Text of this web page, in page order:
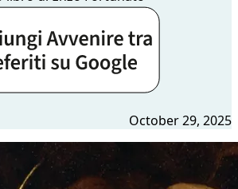
October 29, 2025